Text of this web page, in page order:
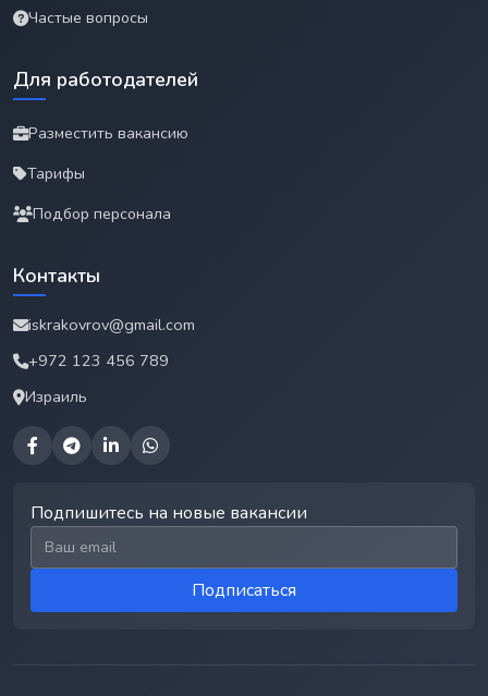
Частые вопросы
Для работодателей
Разместить вакансию
Тарифы
Подбор персонала
Контакты
iskrakovrov@gmail.com
+972 123 456 789
Израиль
Подпишитесь на новые вакансии
Email для подписки
Подписаться